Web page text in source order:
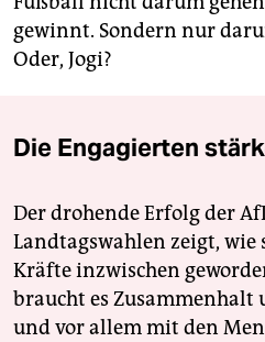
gewinnt. Sondern nur
Oder, Jogi?
Die Engagierten
Der drohende Erfolg der
Landtagswahlen zeigt,
Kräfte inzwischen
braucht es Zusammenhalt
und vor allem mit den